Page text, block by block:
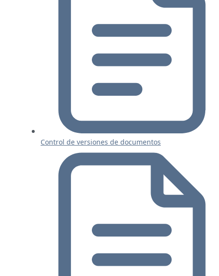
Control de versiones de documentos